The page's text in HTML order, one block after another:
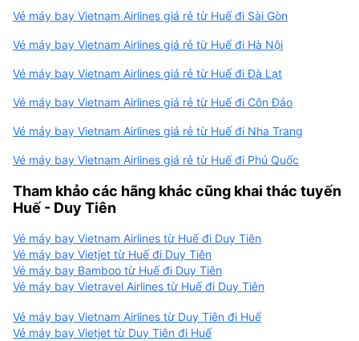
Vé máy bay Vietnam Airlines giá rẻ từ Huế đi Sài Gòn
Vé máy bay Vietnam Airlines giá rẻ từ Huế đi Hà Nội
Vé máy bay Vietnam Airlines giá rẻ từ Huế đi Đà Lạt
Vé máy bay Vietnam Airlines giá rẻ từ Huế đi Côn Đảo
Vé máy bay Vietnam Airlines giá rẻ từ Huế đi Nha Trang
Vé máy bay Vietnam Airlines giá rẻ từ Huế đi Phú Quốc
Tham khảo các hãng khác cũng khai thác tuyến
Huế - Duy Tiên
Vé máy bay Vietnam Airlines từ Huế đi Duy Tiên
Vé máy bay Vietjet từ Huế đi Duy Tiên
Vé máy bay Bamboo từ Huế đi Duy Tiên
Vé máy bay Vietravel Airlines từ Huế đi Duy Tiên
Vé máy bay Vietnam Airlines từ Duy Tiên đi Huế
Vé máy bay Vietjet từ Duy Tiên đi Huế